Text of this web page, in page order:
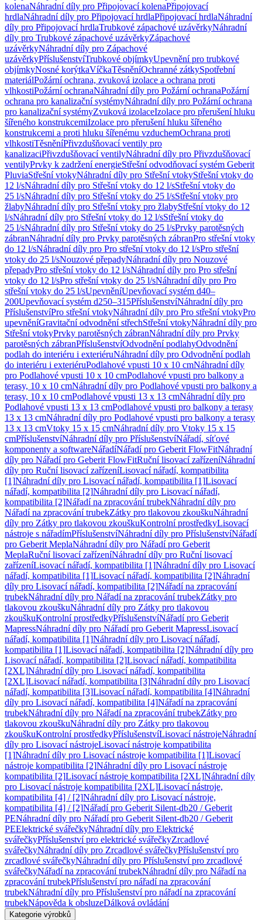
kolenaNáhradní díly pro Připojovací kolenaPřipojovací
hrdlaNáhradní díly pro Připojovací hrdlaPřipojovací hrdlaNáhradní
díly pro Připojovací hrdlaTrubkové zápachové uzávěrkyNáhradní
díly pro Trubkové zápachové uzávěrkyZápachové
uzávěrkyNáhradní díly pro Zápachové
uzávěrkyPříslušenstvíTrubkové objímkyUpevnění pro trubkové
objímkyNosné korýtkaVíčkaTěsněníOchranné zátkySpotřební
materiálPožární ochrana, zvuková izolace a ochrana proti
vlhkostiPožární ochranaNáhradní díly pro Požární ochranaPožární
ochrana pro kanalizační systémyNáhradní díly pro Požární ochrana
pro kanalizační systémyZvuková izolaceIzolace pro přerušení hluku
šířeného konstrukcemiIzolace pro přerušení hluku šířeného
konstrukcemi a proti hluku šířenému vzduchemOchrana proti
vlhkostiTěsněníPřivzdušňovací ventily pro
kanalizaciPřivzdušňovací ventilyNáhradní díly pro Přivzdušňovací
ventilyPrvky k zadržení energieStřešní odvodňovací systém Geberit
PluviaStřešní vtokyNáhradní díly pro Střešní vtokyStřešní vtoky do
12 l/sNáhradní díly pro Střešní vtoky do 12 l/sStřešní vtoky do
25 l/sNáhradní díly pro Střešní vtoky do 25 l/sStřešní vtoky pro
žlabyNáhradní díly pro Střešní vtoky pro žlabyStřešní vtoky do 12
l/sNáhradní díly pro Střešní vtoky do 12 l/sStřešní vtoky do
25 l/sNáhradní díly pro Střešní vtoky do 25 l/sPrvky parotěsných
zábranNáhradní díly pro Prvky parotěsných zábranPro střešní vtoky
do 12 l/sNáhradní díly pro Pro střešní vtoky do 12 l/sPro střešní
vtoky do 25 l/sNouzové přepadyNáhradní díly pro Nouzové
přepadyPro střešní vtoky do 12 l/sNáhradní díly pro Pro střešní
vtoky do 12 l/sPro střešní vtoky do 25 l/sNáhradní díly pro Pro
střešní vtoky do 25 l/sUpevněníUpevňovací systém d40–
200Upevňovací systém d250–315PříslušenstvíNáhradní díly pro
PříslušenstvíPro střešní vtokyNáhradní díly pro Pro střešní vtokyPro
upevněníGravitační odvodnění střechStřešní vtokyNáhradní díly pro
Střešní vtokyPrvky parotěsných zábranNáhradní díly pro Prvky
parotěsných zábranPříslušenstvíOdvodnění podlahyOdvodnění
podlah do interiéru i exteriéruNáhradní díly pro Odvodnění podlah
do interiéru i exteriéruPodlahové vpusti 10 x 10 cmNáhradní díly
pro Podlahové vpusti 10 x 10 cmPodlahové vpusti pro balkony a
terasy, 10 x 10 cmNáhradní díly pro Podlahové vpusti pro balkony a
terasy, 10 x 10 cmPodlahové vpusti 13 x 13 cmNáhradní díly pro
Podlahové vpusti 13 x 13 cmPodlahové vpusti pro balkony a terasy
13 x 13 cmNáhradní díly pro Podlahové vpusti pro balkony a terasy
13 x 13 cmVtoky 15 x 15 cmNáhradní díly pro Vtoky 15 x 15
cmPříslušenstvíNáhradní díly pro PříslušenstvíNářadí, síťové
komponenty a softwareNářadíNářadí pro Geberit FlowFitNáhradní
díly pro Nářadí pro Geberit FlowFitRuční lisovací zařízeníNáhradní
díly pro Ruční lisovací zařízeníLisovací nářadí, kompatibilita
[1]Náhradní díly pro Lisovací nářadí, kompatibilita [1]Lisovací
nářadí, kompatibilita [2]Náhradní díly pro Lisovací nářadí,
kompatibilita [2]Nářadí na zpracování trubekNáhradní díly pro
Nářadí na zpracování trubekZátky pro tlakovou zkouškuNáhradní
díly pro Zátky pro tlakovou zkouškuKontrolní prostředkyLisovací
nástroje s nářadímPříslušenstvíNáhradní díly pro PříslušenstvíNářadí
pro Geberit MeplaNáhradní díly pro Nářadí pro Geberit
MeplaRuční lisovací zařízeníNáhradní díly pro Ruční lisovací
zařízeníLisovací nářadí, kompatibilita [1]Náhradní díly pro Lisovací
nářadí, kompatibilita [1]Lisovací nářadí, kompatibilita [2]Náhradní
díly pro Lisovací nářadí, kompatibilita [2]Nářadí na zpracování
trubekNáhradní díly pro Nářadí na zpracování trubekZátky pro
tlakovou zkouškuNáhradní díly pro Zátky pro tlakovou
zkouškuKontrolní prostředkyPříslušenstvíNářadí pro Geberit
MapressNáhradní díly pro Nářadí pro Geberit MapressLisovací
nářadí, kompatibilita [1]Náhradní díly pro Lisovací nářadí,
kompatibilita [1]Lisovací nářadí, kompatibilita [2]Náhradní díly pro
Lisovací nářadí, kompatibilita [2]Lisovací nářadí, kompatibilita
[2XL]Náhradní díly pro Lisovací nářadí, kompatibilita
[2XL]Lisovací nářadí, kompatibilita [3]Náhradní díly pro Lisovací
nářadí, kompatibilita [3]Lisovací nářadí, kompatibilita [4]Náhradní
díly pro Lisovací nářadí, kompatibilita [4]Nářadí na zpracování
trubekNáhradní díly pro Nářadí na zpracování trubekZátky pro
tlakovou zkouškuNáhradní díly pro Zátky pro tlakovou
zkouškuKontrolní prostředkyPříslušenstvíLisovací nástrojeNáhradní
díly pro Lisovací nástrojeLisovací nástroje kompatibilita
[1]Náhradní díly pro Lisovací nástroje kompatibilita [1]Lisovací
nástroje kompatibilita [2]Náhradní díly pro Lisovací nástroje
kompatibilita [2]Lisovací nástroje kompatibilita [2XL]Náhradní díly
pro Lisovací nástroje kompatibilita [2XL]Lisovací nástroje,
kompatibilita [4] / [2]Náhradní díly pro Lisovací nástroje,
kompatibilita [4] / [2]Nářadí pro Geberit Silent-db20 / Geberit
PENáhradní díly pro Nářadí pro Geberit Silent-db20 / Geberit
PEElektrické svářečkyNáhradní díly pro Elektrické
svářečkyPříslušenství pro elektrické svářečkyZrcadlové
svářečkyNáhradní díly pro Zrcadlové svářečkyPříslušenství pro
zrcadlové svářečkyNáhradní díly pro Příslušenství pro zrcadlové
svářečkyNářadí na zpracování trubekNáhradní díly pro Nářadí na
zpracování trubekPříslušenství pro nářadí na zpracování
trubekNáhradní díly pro Příslušenství pro nářadí na zpracování
trubekNápověda k obsluzeDálková ovládání
Kategorie výrobků